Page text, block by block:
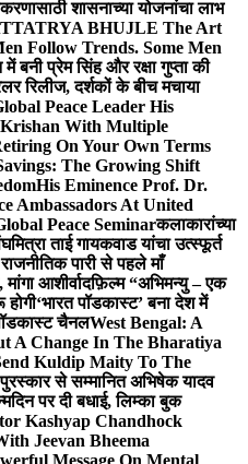
शासनाच्या योजनांचा लाभ
BHUJLE The Art
Follow Trends. Some Men
बनी प्रेम सिंह और रक्षा गुप्ता की
रिलीज, दर्शकों के बीच मचाया
Peace Leader His
With Multiple
On Your Own Terms
The Growing Shift
His Eminence Prof. Dr.
Ambassadors At United
Peace Seminarकलाकारांच्या
ताई गायकवाड यांचा उत्स्फूर्त
पारी से पहले माँ
आशीर्वादफ़िल्म “अभिमन्यु – एक
‘भारत पॉडकास्ट’ बना देश में
चैनलWest Bengal: A
A Change In The Bharatiya
Kuldip Maity To The
से सम्मानित अभिषेक यादव
पर दी बधाई, लिम्का बुक
Kashyap Chandhock
Jeevan Bheema